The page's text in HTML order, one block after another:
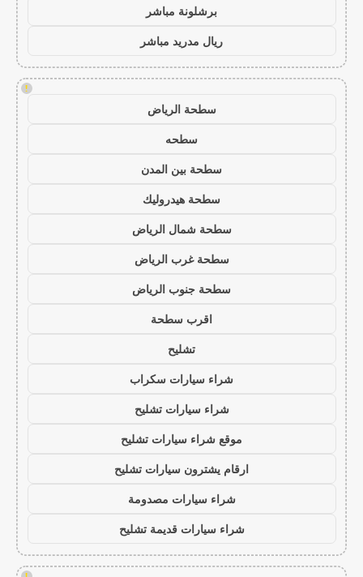
برشلونة مباشر
ريال مدريد مباشر
!
سطحة الرياض
سطحه
سطحة بين المدن
سطحة هيدروليك
سطحة شمال الرياض
سطحة غرب الرياض
سطحة جنوب الرياض
اقرب سطحة
تشليح
شراء سيارات سكراب
شراء سيارات تشليح
موقع شراء سيارات تشليح
ارقام يشترون سيارات تشليح
شراء سيارات مصدومة
شراء سيارات قديمة تشليح